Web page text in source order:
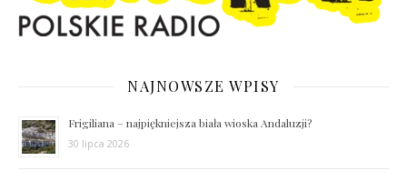
NAJNOWSZE WPISY
Frigiliana – najpiękniejsza biała wioska Andaluzji?
30 lipca 2026